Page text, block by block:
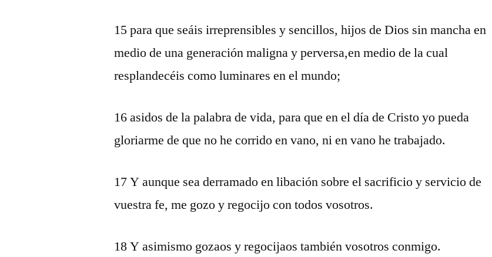
15 para que seáis irreprensibles y sencillos, hijos de Dios sin mancha en
medio de una generación maligna y perversa,en medio de la cual
resplandecéis como luminares en el mundo;
16 asidos de la palabra de vida, para que en el día de Cristo yo pueda
gloriarme de que no he corrido en vano, ni en vano he trabajado.
17 Y aunque sea derramado en libación sobre el sacrificio y servicio de
vuestra fe, me gozo y regocijo con todos vosotros.
18 Y asimismo gozaos y regocijaos también vosotros conmigo.